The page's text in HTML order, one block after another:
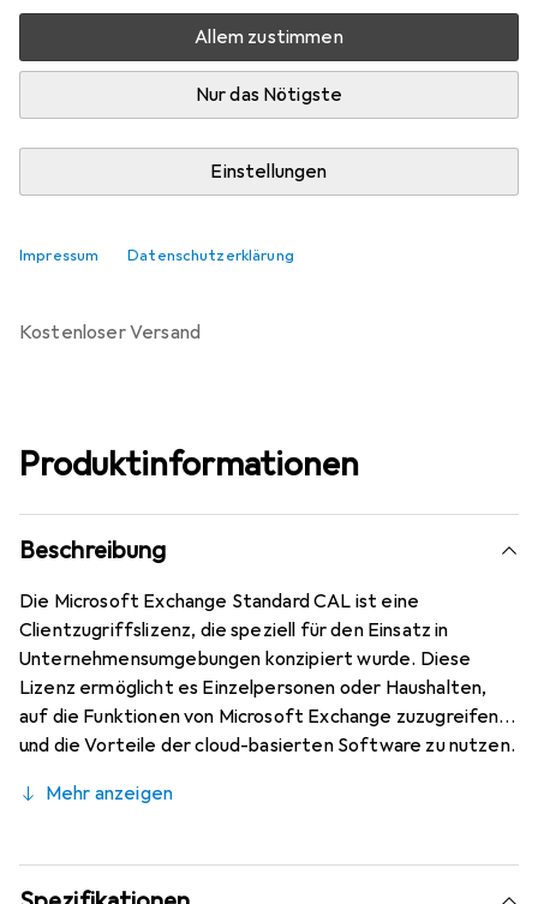
Allem zustimmen
Nur das Nötigste
Einstellungen
Impressum Datenschutzerklärung
Zwischen Mo, 10.8. und Di, 11.8. geliefert
Mehr als 10 Stück an Lager beim Lieferanten
In den Warenkorb
kostenloser Versand
Produktinformationen
Beschreibung
Die Microsoft Exchange Standard CAL ist eine
Clientzugriffslizenz, die speziell für den Einsatz in
Unternehmensumgebungen konzipiert wurde. Diese
Lizenz ermöglicht es Einzelpersonen oder Haushalten,
auf die Funktionen von Microsoft Exchange zuzugreifen
und die Vorteile der cloud-basierten Software zu nutzen.
Volumenlizenz eine flexible Lösung für Unternehmen, die
optimieren möchten. Die Lizenz ist in englischer Sprache
verfügbar und unterstützt die Nutzung auf Windows-
Mehr anzeigen